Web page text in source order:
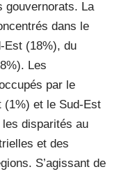
gouvernorats. La
dans le
Est (18%), du
Les
par le
(1%) et le Sud-Est
disparités au
et des
S’agissant de